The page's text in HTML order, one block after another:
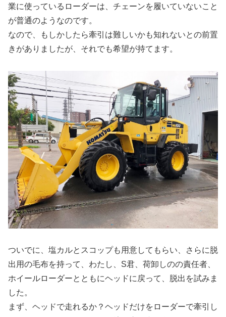
業に使っているローダーは、チェーンを履いていないこと
が普通のようなのです。
なので、もしかしたら牽引は難しいかも知れないとの前置
きがありましたが、それでも希望が持てます。
ついでに、塩カルとスコップも用意してもらい、さらに脱
出用の毛布を持って、わたし、S君、荷卸しのの責任者、
ホイールローダーとともにヘッドに戻って、脱出を試みま
した。
まず、ヘッドで走れるか？ヘッドだけをローダーで牽引し